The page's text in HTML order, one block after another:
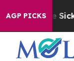
AGP PICKS
Are Sick